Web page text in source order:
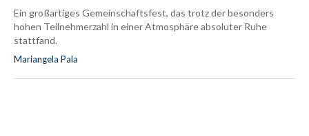
Ein großartiges Gemeinschaftsfest, das trotz der besonders
hohen Teilnehmerzahl in einer Atmosphäre absoluter Ruhe
stattfand.
Mariangela Pala